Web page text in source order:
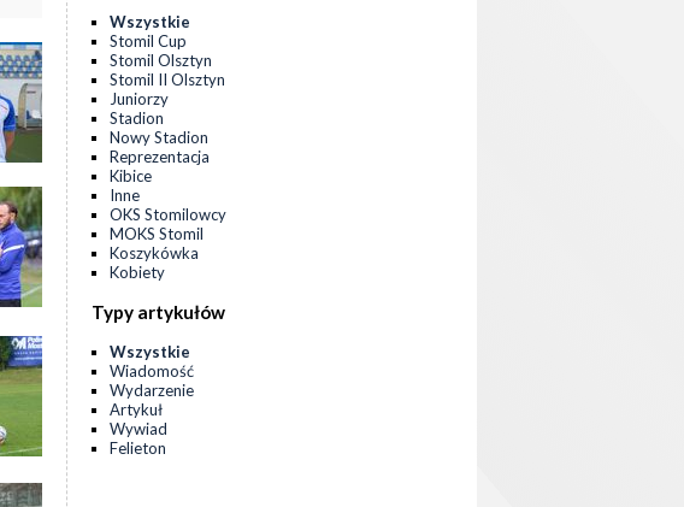
Wszystkie
Stomil Cup
Stomil Olsztyn
Stomil II Olsztyn
Juniorzy
Stadion
Nowy Stadion
Reprezentacja
Kibice
Inne
OKS Stomilowcy
MOKS Stomil
Koszykówka
Kobiety
Typy artykułów
Wszystkie
Wiadomość
Wydarzenie
Artykuł
Wywiad
Felieton